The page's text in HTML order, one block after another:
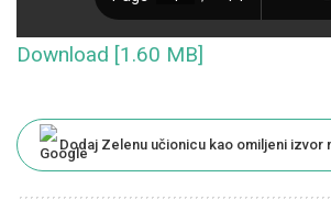
Download [1.60 MB]
Dodaj Zelenu učionicu kao omiljeni izvor